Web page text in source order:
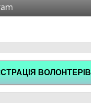
ВОЛОНТЕРІВ